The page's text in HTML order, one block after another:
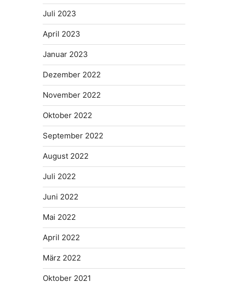
Juli 2023
April 2023
Januar 2023
Dezember 2022
November 2022
Oktober 2022
September 2022
August 2022
Juli 2022
Juni 2022
Mai 2022
April 2022
März 2022
Oktober 2021